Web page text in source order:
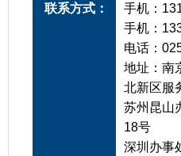
联系方式：
手机：
手机：
电话：
地址：南
北新区服
苏州昆山
18号
深圳办事